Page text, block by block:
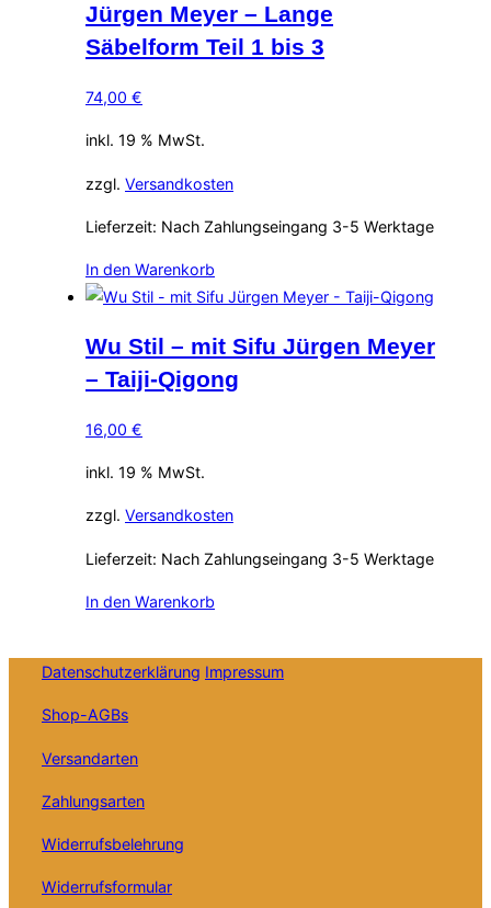
Jürgen Meyer – Lange
Säbelform Teil 1 bis 3
74,00 €
inkl. 19 % MwSt.
zzgl. Versandkosten
Lieferzeit: Nach Zahlungseingang 3-5 Werktage
In den Warenkorb
Wu Stil – mit Sifu Jürgen Meyer
– Taiji-Qigong
16,00 €
inkl. 19 % MwSt.
zzgl. Versandkosten
Lieferzeit: Nach Zahlungseingang 3-5 Werktage
In den Warenkorb
Datenschutzerklärung Impressum
Shop-AGBs
Versandarten
Zahlungsarten
Widerrufsbelehrung
Widerrufsformular